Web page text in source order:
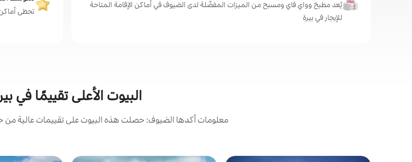
يُعد مطبخ وواي فاي ومسبح من الميزات المفضّلة لدى الضيوف في أماكن الإقامة المتاحة
للإيجار في بيرة
تحظى أماكن
البيوت الأعلى تقييمًا في
معلومات أكدها الضيوف: حصلت هذه البيوت على تقييمات عالية من